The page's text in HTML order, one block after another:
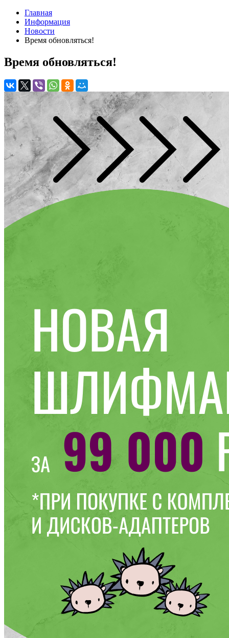
Главная
Информация
Новости
Время обновляться!
Время обновляться!